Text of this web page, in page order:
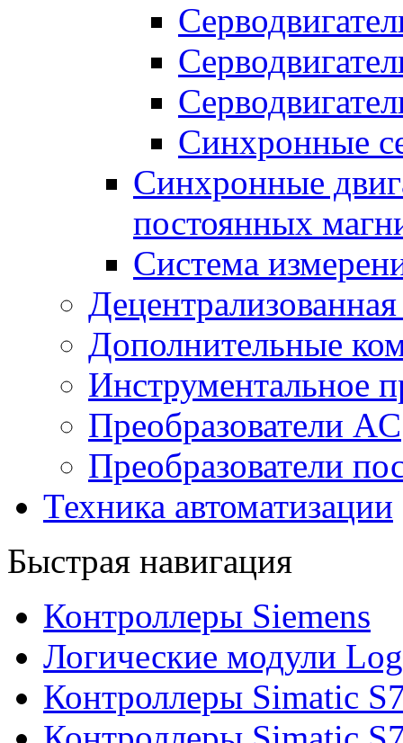
Синхронные
Синхронные
постоянных
Система
Дополнительные
Инструментальное
Преобразователи AC
Преобразователи
Техника автоматизации
Быстрая навигация
Контроллеры Siemens
Логические модули
Контроллеры Simatic